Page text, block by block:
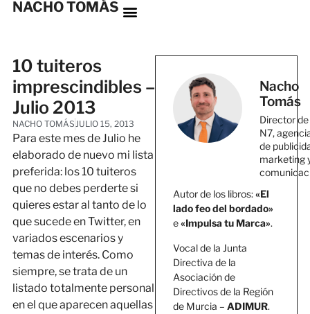
NACHO TOMÁS
10 tuiteros
imprescindibles –
Julio 2013
NACHO TOMÁSJULIO 15, 2013
Para este mes de Julio he
elaborado de nuevo mi lista
preferida: los 10 tuiteros
que no debes perderte si
quieres estar al tanto de lo
que sucede en Twitter, en
variados escenarios y
temas de interés. Como
siempre, se trata de un
listado totalmente personal
en el que aparecen aquellas
Nacho
Tomás
Director de
N7,
de
marketing
Autor de los libros:«El
lado feo del bordado»
e«Impulsa tu Marca».
Vocal de la Junta
Directiva de la
Asociación de
Directivos de la Región
de Murcia – ADIMUR.